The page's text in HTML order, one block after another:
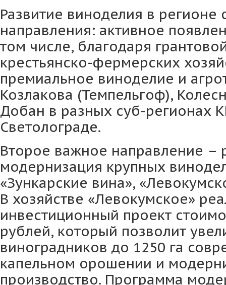
Развитие виноделия в регионе
направления: активное
том числе, благодаря
крестьянско-фермерских
премиальное виноделие и
Козлакова (Темпельгоф),
Добан в разных суб-регионах
Светолограде.
Второе важное направление –
модернизация крупных
«Зункарские вина»,
В хозяйстве «Левокумское»
инвестиционный проект
рублей, который позволит
виноградников до 1250 га
капельном орошении и
производство. Программа